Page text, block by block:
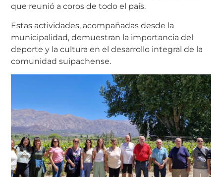
que reunió a coros de todo el país.
Estas actividades, acompañadas desde la
municipalidad, demuestran la importancia del
deporte y la cultura en el desarrollo integral de la
comunidad suipachense.